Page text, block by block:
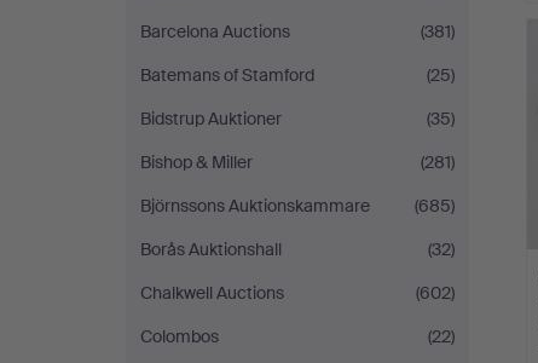
Barcelona Auctions
(381)
Batemans of Stamford
(25)
Bidstrup Auktioner
(35)
Bishop & Miller
(281)
Björnssons Auktionskammare
(685)
Borås Auktionshall
(32)
Chalkwell Auctions
(602)
Colombos
(22)